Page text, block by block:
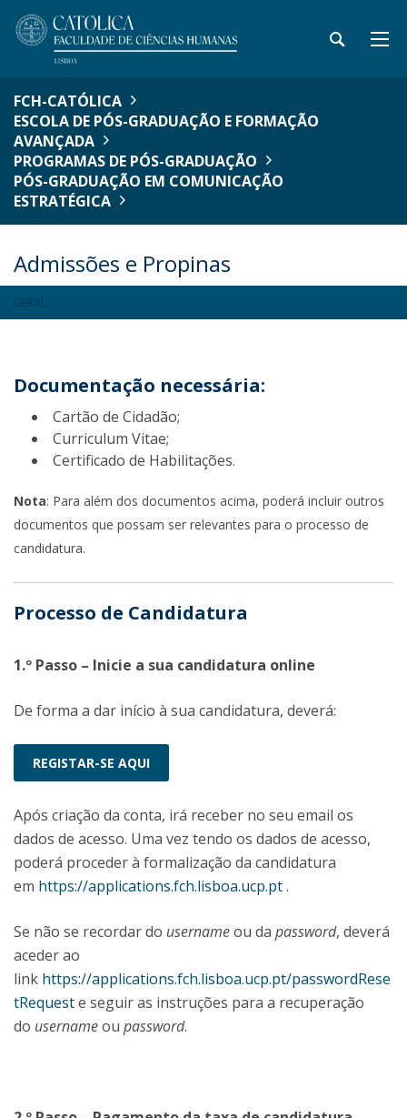
FCH-CATÓLICA
ESCOLA DE PÓS-GRADUAÇÃO E FORMAÇÃO
AVANÇADA
PROGRAMAS DE PÓS-GRADUAÇÃO
PÓS-GRADUAÇÃO EM COMUNICAÇÃO
ESTRATÉGICA
Admissões e Propinas
Documentação necessária:
Cartão de Cidadão;
Curriculum Vitae;
Certificado de Habilitações.
Nota: Para além dos documentos acima, poderá incluir outros
documentos que possam ser relevantes para o processo de
candidatura.
Processo de Candidatura
1.º Passo – Inicie a sua candidatura online
De forma a dar início à sua candidatura, deverá:
REGISTAR-SE AQUI
Após criação da conta, irá receber no seu email os
dados de acesso. Uma vez tendo os dados de acesso,
poderá proceder à formalização da candidatura
em https://applications.fch.lisboa.ucp.pt.
Se não se recordar do usernameou da password, deverá
aceder ao
link https://applications.fch.lisboa.ucp.pt/passwordRese
tRequeste seguir as instruções para a recuperação
do usernameou password.